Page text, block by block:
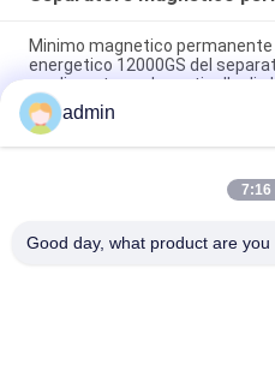
Minimo magnetico
energetico 12000GS del
rendimento per la particella di
Separatore magnetico dei
magnetico permanente del
Tipo di cassetto Magnetico
admin
7:16
Good day, what product are